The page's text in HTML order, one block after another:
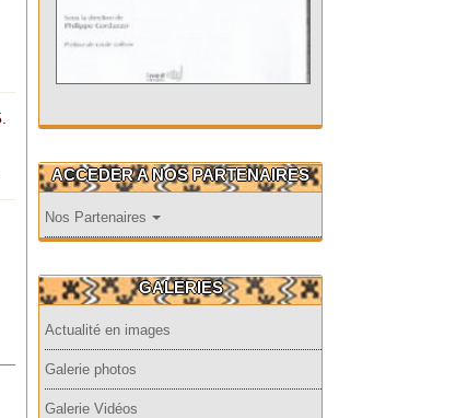
ACCEDER A NOS PARTENAIRES
Nos Partenaires
GALERIES
Actualité en images
Galerie photos
Galerie Vidéos